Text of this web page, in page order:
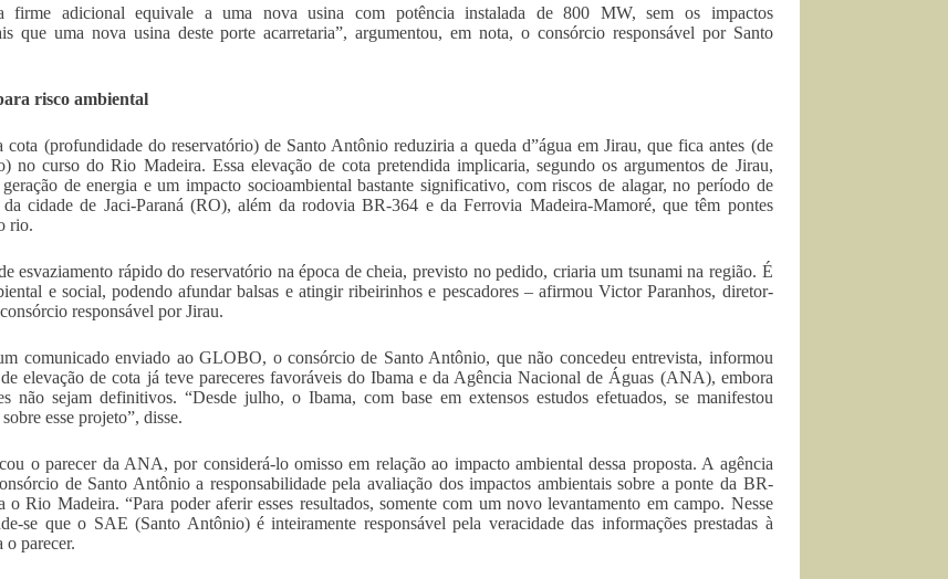
firme adicional equivale a uma nova usina com potência instalada de 800 MW, sem os impactos
que uma nova usina deste porte acarretaria”, argumentou, em nota, o consórcio responsável por Santo
risco ambiental
cota (profundidade do reservatório) de Santo Antônio reduziria a queda d”água em Jirau, que fica antes (de
no curso do Rio Madeira. Essa elevação de cota pretendida implicaria, segundo os argumentos de Jirau,
de energia e um impacto socioambiental bastante significativo, com riscos de alagar, no período de
da cidade de Jaci-Paraná (RO), além da rodovia BR-364 e da Ferrovia Madeira-Mamoré, que têm pontes
rio.
esvaziamento rápido do reservatório na época de cheia, previsto no pedido, criaria um tsunami na região. É
e social, podendo afundar balsas e atingir ribeirinhos e pescadores – afirmou Victor Paranhos, diretor-
responsável por Jirau.
comunicado enviado ao GLOBO, o consórcio de Santo Antônio, que não concedeu entrevista, informou
elevação de cota já teve pareceres favoráveis do Ibama e da Agência Nacional de Águas (ANA), embora
não sejam definitivos. “Desde julho, o Ibama, com base em extensos estudos efetuados, se manifestou
esse projeto”, disse.
o parecer da ANA, por considerá-lo omisso em relação ao impacto ambiental dessa proposta. A agência
de Santo Antônio a responsabilidade pela avaliação dos impactos ambientais sobre a ponte da BR-
o Rio Madeira. “Para poder aferir esses resultados, somente com um novo levantamento em campo. Nesse
se que o SAE (Santo Antônio) é inteiramente responsável pela veracidade das informações prestadas à
parecer.